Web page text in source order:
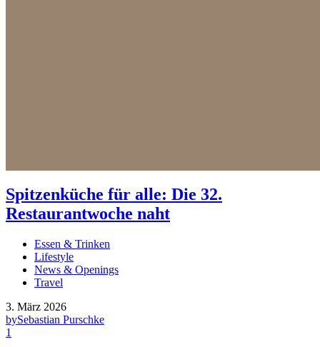
Spitzenküche für alle: Die 32.
Restaurantwoche naht
Essen & Trinken
Lifestyle
News & Openings
Travel
3. März 2026
bySebastian Purschke
1